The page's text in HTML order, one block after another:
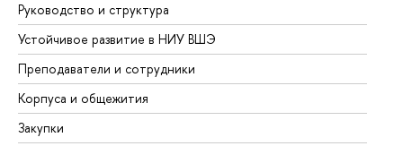
Руководство и структура
Устойчивое развитие в НИУ ВШЭ
Преподаватели и сотрудники
Корпуса и общежития
Закупки